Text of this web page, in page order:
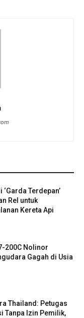
Terdepan’
Rel untuk
Kereta Api
200C Nolinor
Gagah di Usia
Thailand: Petugas
Tanpa Izin Pemilik,